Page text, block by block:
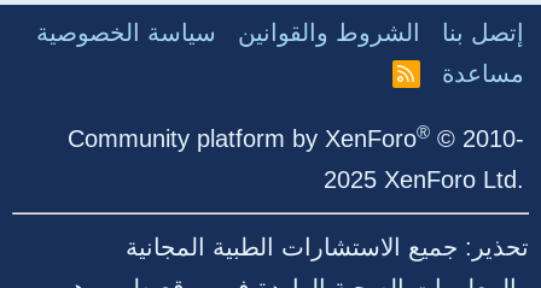
إتصل بنا الشروط والقوانين
سياسة الخصوصية
مساعدة
R
Community platform by XenForo® © 2010-
2025 XenForo Ltd.
تحذير: جميع الاستشارات الطبية المجانية